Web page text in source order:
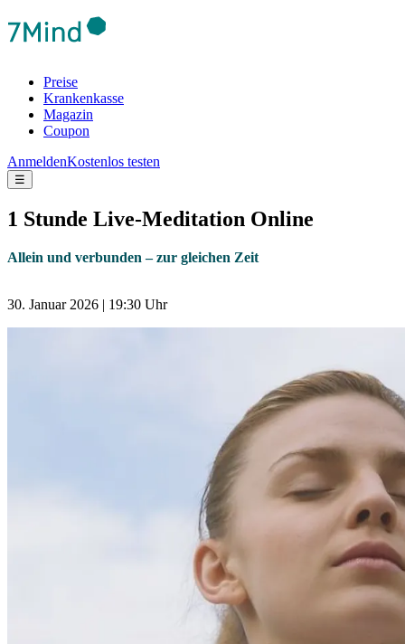
Preise
Krankenkasse
Magazin
Coupon
AnmeldenKostenlos testen
☰
1 Stunde Live-Meditation Online
Allein und verbunden – zur gleichen Zeit
30. Januar 2026 | 19:30 Uhr